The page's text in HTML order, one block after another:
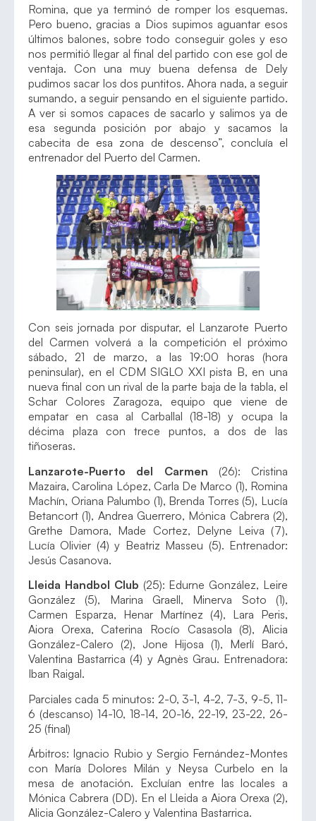
Romina, que ya terminó de romper los esquemas.
Pero bueno, gracias a Dios supimos aguantar esos
últimos balones, sobre todo conseguir goles y eso
nos permitió llegar al final del partido con ese gol de
ventaja. Con una muy buena defensa de Dely
pudimos sacar los dos puntitos. Ahora nada, a seguir
sumando, a seguir pensando en el siguiente partido.
A ver si somos capaces de sacarlo y salimos ya de
esa segunda posición por abajo y sacamos la
cabecita de esa zona de descenso”, concluía el
entrenador del Puerto del Carmen.
Con seis jornada por disputar, el Lanzarote Puerto
del Carmen volverá a la competición el próximo
sábado, 21 de marzo, a las 19:00 horas (hora
peninsular), en el CDM SIGLO XXI pista B, en una
nueva final con un rival de la parte baja de la tabla, el
Schar Colores Zaragoza, equipo que viene de
empatar en casa al Carballal (18-18) y ocupa la
décima plaza con trece puntos, a dos de las
tiñoseras.
Lanzarote-Puerto del Carmen (26): Cristina
Mazaira, Carolina López, Carla De Marco (1), Romina
Machín, Oriana Palumbo (1), Brenda Torres (5), Lucía
Betancort (1), Andrea Guerrero, Mónica Cabrera (2),
Grethe Damora, Made Cortez, Delyne Leiva (7),
Lucía Olivier (4) y Beatriz Masseu (5). Entrenador:
Jesús Casanova.
Lleida Handbol Club (25): Edurne González, Leire
González (5), Marina Graell, Minerva Soto (1),
Carmen Esparza, Henar Martínez (4), Lara Peris,
Aiora Orexa, Caterina Rocío Casasola (8), Alicia
González-Calero (2), Jone Hijosa (1), Merlí Baró,
Valentina Bastarrica (4) y Agnès Grau. Entrenadora:
Iban Raigal.
Parciales cada 5 minutos: 2-0, 3-1, 4-2, 7-3, 9-5, 11-
6 (descanso) 14-10, 18-14, 20-16, 22-19, 23-22, 26-
25 (final)
Árbitros: Ignacio Rubio y Sergio Fernández-Montes
con María Dolores Milán y Neysa Curbelo en la
mesa de anotación. Excluían entre las locales a
Mónica Cabrera (DD). En el Lleida a Aiora Orexa (2),
Alicia González-Calero y Valentina Bastarrica.